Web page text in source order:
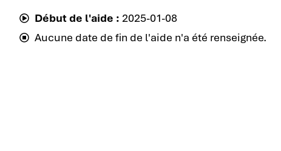
Début de l'aide : 2025-01-08
Aucune date de fin de l'aide n'a été renseignée.